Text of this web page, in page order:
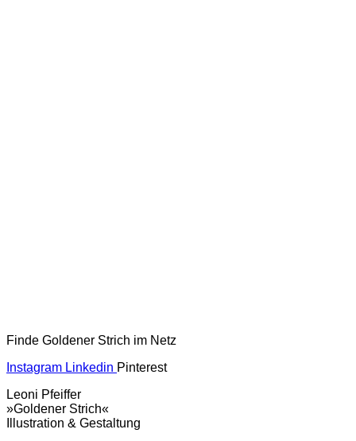
Finde Goldener Strich im Netz
Instagram Linkedin Pinterest
Leoni Pfeiffer
»Goldener Strich«
Illustration & Gestaltung